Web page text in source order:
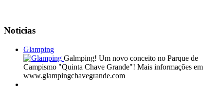
Noticias
Glamping
Galmping! Um novo conceito no Parque de
Campismo "Quinta Chave Grande"! Mais informações em
www.glampingchavegrande.com